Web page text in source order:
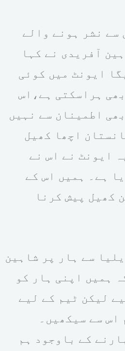
سے نشر ہونے والے
آفریدی نے کہا
ایونٹ میں کوئی
ہراسکتی ہے،اس
اطمینان سے نہیں
اچھا کھیل
ایونٹ نے اس نے
ہے۔ ہمیں اس کے
کھیل پیش کرنا
سے ہار پر شاہین
ہمیں اپنی ہار کو
لیکن ٹیم کے لیے
اس سے سیکھیں۔
کے باوجود ہم